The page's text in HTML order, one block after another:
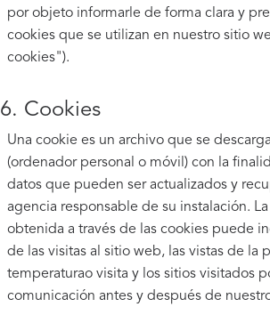
por objeto informarle de forma clara y
cookies que se utilizan en nuestro sitio
cookies").
6. Cookies
Una cookie es un archivo que se
(ordenador personal o móvil) con la
datos que pueden ser actualizados y
agencia responsable de su instalación.
obtenida a través de las cookies puede
de las visitas al sitio web, las vistas de la
temperaturao visita y los sitios visitados
comunicación antes y después de